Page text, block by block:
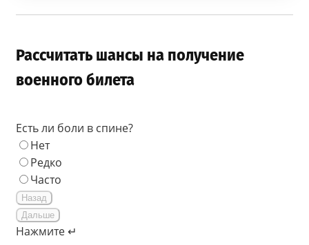
Рассчитать шансы на получение
военного билета
Есть ли боли в спине?
Нет
Редко
Часто
Назад
Дальше
Нажмите ↵